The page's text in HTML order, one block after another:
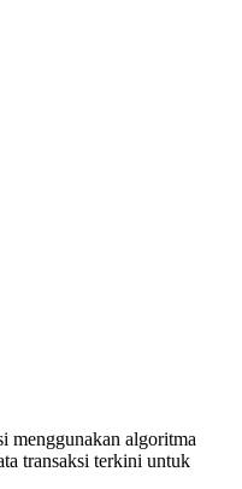
menggunakan algoritma
transaksi terkini untuk